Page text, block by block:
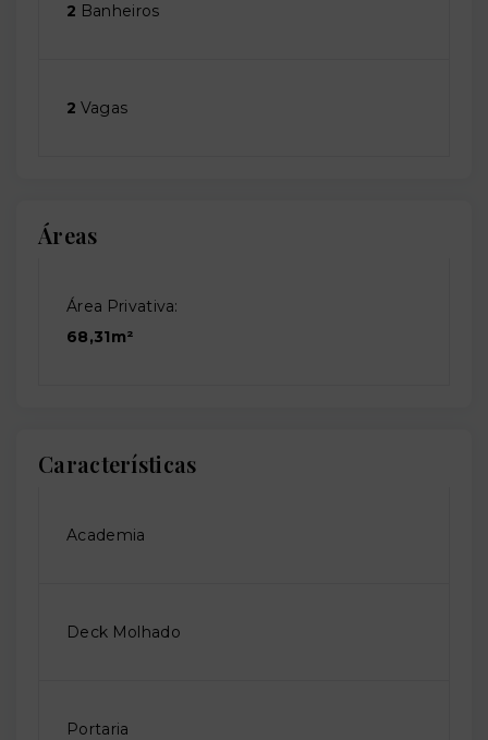
2 Banheiros
2 Vagas
Áreas
Área Privativa:
68,31m²
Características
Academia
Deck Molhado
Portaria